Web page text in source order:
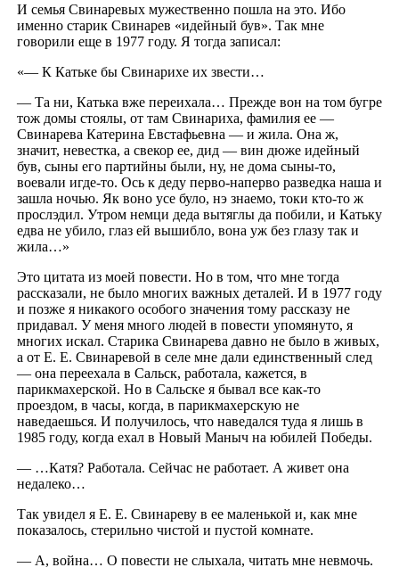
И семья Свинаревых мужественно пошла на это. Ибо
именно старик Свинарев «идейный був». Так мне
говорили еще в 1977 году. Я тогда записал:
«— К Катьке бы Свинарихе их звести…
— Та ни, Катька вже переихала… Прежде вон на том бугре
тож домы стоялы, от там Свинариха, фамилия ее —
Свинарева Катерина Евстафьевна — и жила. Она ж,
значит, невестка, а свекор ее, дид — вин дюже идейный
був, сыны его партийны были, ну, не дома сыны-то,
воевали игде-то. Ось к деду перво-наперво разведка наша и
зашла ночью. Як воно усе було, нэ знаемо, токи кто-то ж
прослэдил. Утром немци деда вытяглы да побили, и Катьку
едва не убило, глаз ей вышибло, вона уж без глазу так и
жила…»
Это цитата из моей повести. Но в том, что мне тогда
рассказали, не было многих важных деталей. И в 1977 году
и позже я никакого особого значения тому рассказу не
придавал. У меня много людей в повести упомянуто, я
многих искал. Старика Свинарева давно не было в живых,
а от Е. Е. Свинаревой в селе мне дали единственный след
— она переехала в Сальск, работала, кажется, в
парикмахерской. Но в Сальске я бывал все как-то
проездом, в часы, когда, в парикмахерскую не
наведаешься. И получилось, что наведался туда я лишь в
1985 году, когда ехал в Новый Маныч на юбилей Победы.
— …Катя? Работала. Сейчас не работает. А живет она
недалеко…
Так увидел я Е. Е. Свинареву в ее маленькой и, как мне
показалось, стерильно чистой и пустой комнате.
— А, война… О повести не слыхала, читать мне невмочь.